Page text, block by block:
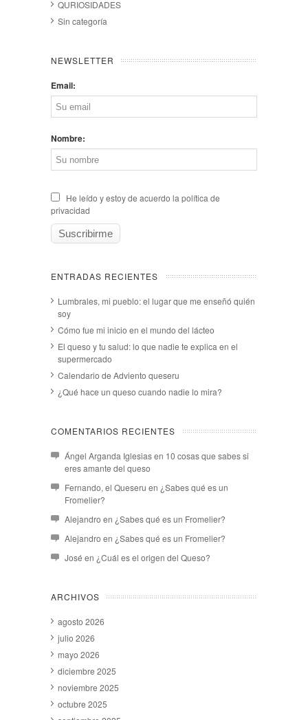
QURIOSIDADES
Sin categoría
NEWSLETTER
Email:
Nombre:
He leído y estoy de acuerdo la política de
privacidad
ENTRADAS RECIENTES
Lumbrales, mi pueblo: el lugar que me enseñó quién
soy
Cómo fue mi inicio en el mundo del lácteo
El queso y tu salud: lo que nadie te explica en el
supermercado
Calendario de Adviento queseru
¿Qué hace un queso cuando nadie lo mira?
COMENTARIOS RECIENTES
Ángel Arganda Iglesiasen 10 cosas que sabes si
eres amante del queso
Fernando, el Queseru en ¿Sabes qué es un
Fromelier?
Alejandro en ¿Sabes qué es un Fromelier?
Alejandro en ¿Sabes qué es un Fromelier?
José en ¿Cuál es el origen del Queso?
ARCHIVOS
agosto 2026
julio 2026
mayo 2026
diciembre 2025
noviembre 2025
octubre 2025